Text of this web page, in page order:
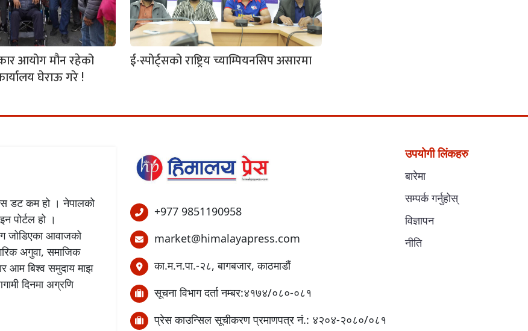
आयोग मौन रहेको
घेराऊ गरे !
ई-स्पोर्ट्सको राष्ट्रिय च्याम्पियनसिप असारमा
डट कम हो । नेपालको
पोर्टल हो ।
जोडिएका आवाजको
अगुवा, समाजिक
आम बिश्व समुदाय माझ
दिनमा अग्रणि
+977 9851190958
market@himalayapress.com
का.म.न.पा.-२८, बागबजार, काठमाडौं
सूचना विभाग दर्ता नम्बर:४१७४/०८०-०८१
प्रेस काउन्सिल सूचीकरण प्रमाणपत्र नं.: ४२०४-२०८०/०८१
उपयोगी लिंकहरु
बारेमा
सम्पर्क गर्नुहोस्
विज्ञापन
नीति